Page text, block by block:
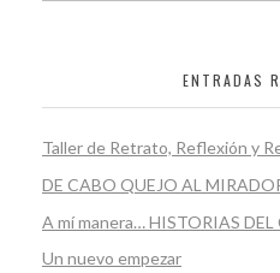
ENTRADAS
Taller de Retrato, Reflexión y
DE CABO QUEJO AL
A mí manera… HISTORIAS
Un nuevo empezar